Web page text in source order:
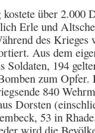
über 2.000
Erle und
des Krieges
Aus dem
Soldaten, 194
zum
840
Dorsten
53 in
wird die